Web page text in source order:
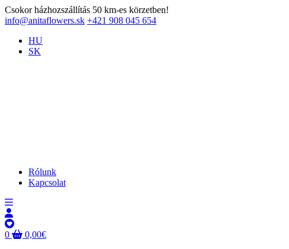
Csokor házhozszállítás 50 km-es körzetben!
info@anitaflowers.sk +421 908 045 654
HU
SK
Rólunk
Kapcsolat
0 0,00€